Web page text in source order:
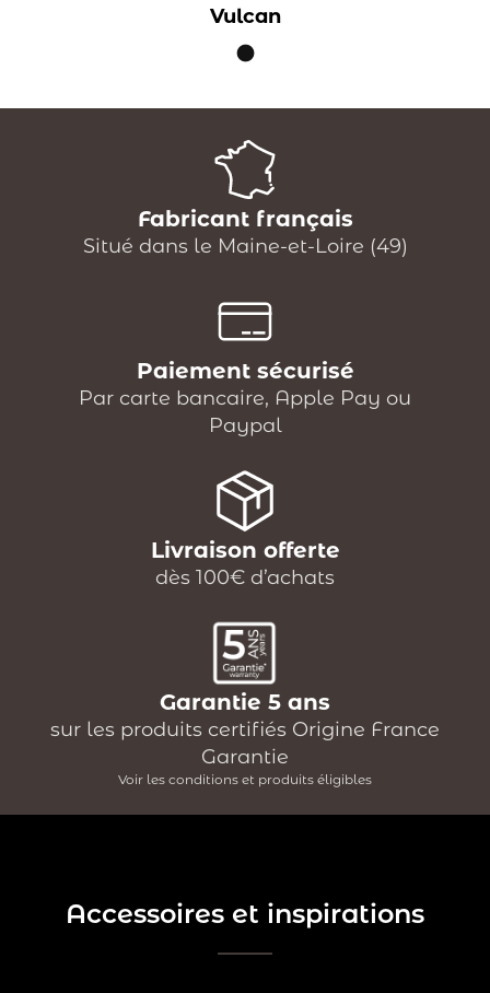
Vulcan
Fabricant français
Situé dans le Maine-et-Loire (49)
Paiement sécurisé
Par carte bancaire, Apple Pay ou
Paypal
Livraison offerte
dès 100€ d’achats
Garantie 5 ans
sur les produits certifiés Origine France
Garantie
Voir les conditions et produits éligibles
Accessoires et inspirations